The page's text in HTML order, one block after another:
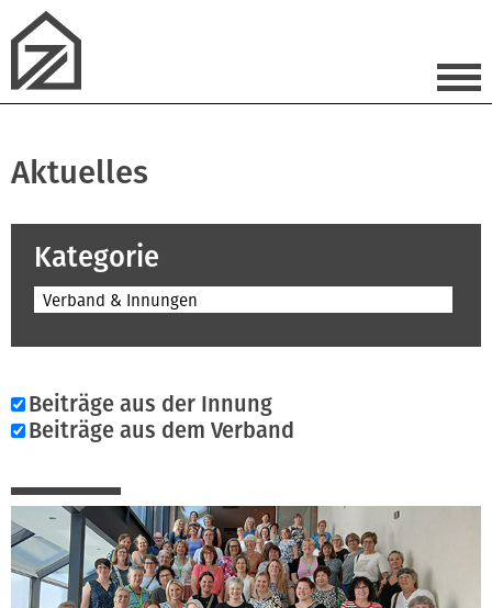
Aktuelles
Kategorie
Verband & Innungen
Beiträge aus der Innung
Beiträge aus dem Verband